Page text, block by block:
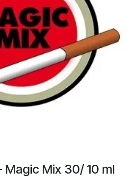
Magic Mix 30/ 10 ml